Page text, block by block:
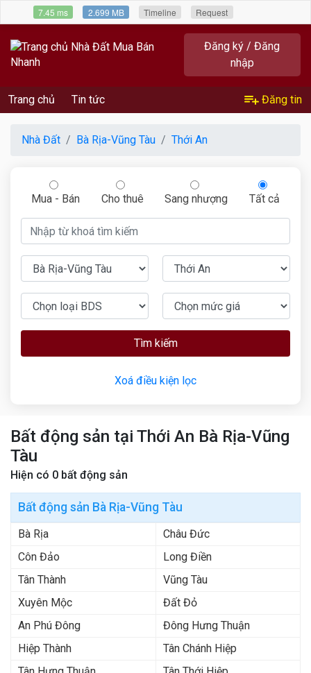
Đăng ký / Đăng
nhập
Trang chủ Tin tức Đăng tin
Nhà Đất Bà Rịa-Vũng Tàu Thới An
Mua - Bán Cho thuê Sang nhượng Tất cả
Tìm kiếm
Xoá điều kiện lọc
Bất động sản tại Thới An Bà Rịa-Vũng
Tàu
Hiện có 0 bất động sản
Bất động sản Bà Rịa-Vũng Tàu
Bà Rịa
Châu Đức
Côn Đảo
Long Điền
Tân Thành
Vũng Tàu
Xuyên Mộc
Đất Đỏ
An Phú Đông
Đông Hưng Thuận
Hiệp Thành
Tân Chánh Hiệp
7.45 ms 2.699 MB Timeline Request